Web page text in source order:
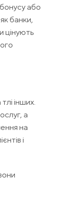
або
банки,
цінують
інших.
а
на
і